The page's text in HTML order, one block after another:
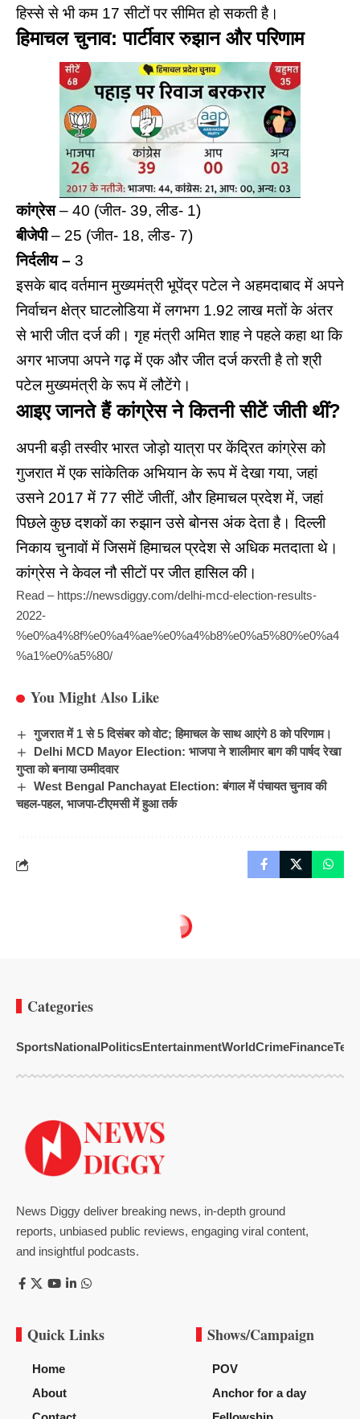
हिस्से से भी कम 17 सीटों पर सीमित हो सकती है।
हिमाचल चुनाव: पार्टीवार रुझान और परिणाम
कांग्रेस– 40 (जीत- 39, लीड- 1)
बीजेपी– 25 (जीत- 18, लीड- 7)
निर्दलीय – 3
इसके बाद वर्तमान मुख्यमंत्रीभूपेंद्र पटेलने अहमदाबाद में अपने
निर्वाचन क्षेत्र घाटलोडिया में लगभग 1.92 लाख मतों के अंतर
से भारी जीत दर्ज की। गृह मंत्री अमित शाह ने पहले कहा था कि
अगर भाजपा अपने गढ़ में एक और जीत दर्ज करती है तो श्री
पटेल मुख्यमंत्री के रूप में लौटेंगे।
आइए जानते हैं कांग्रेस ने कितनी सीटें जीती थीं?
अपनी बड़ी तस्वीर भारत जोड़ो यात्रा पर केंद्रित कांग्रेस को
गुजरात में एक सांकेतिक अभियान के रूप में देखा गया, जहां
उसने 2017 में 77 सीटें जीतीं, और हिमाचल प्रदेश में, जहां
पिछले कुछ दशकों का रुझान उसे बोनस अंक देता है। दिल्ली
निकाय चुनावों में जिसमें हिमाचल प्रदेश से अधिक मतदाता थे।
कांग्रेस ने केवल नौ सीटों पर जीत हासिल की।
Read – https://newsdiggy.com/delhi-mcd-election-results-
2022-
%e0%a4%8f%e0%a4%ae%e0%a4%b8%e0%a5%80%e0%a4
%a1%e0%a5%80/
You Might Also Like
गुजरात में 1 से 5 दिसंबर को वोट; हिमाचल के साथ आएंगे 8 को परिणाम।
Delhi MCD Mayor Election: भाजपा ने शालीमार बाग की पार्षद रेखा
गुप्ता को बनाया उम्मीदवार
West Bengal Panchayat Election: बंगाल में पंचायत चुनाव की
चहल-पहल, भाजपा-टीएमसी में हुआ तर्क
Categories
SportsNationalPoliticsEntertainmentWorldCrimeFinance
News Diggy deliver breaking news, in-depth ground
reports, unbiased public reviews, engaging viral content,
and insightful podcasts.
Quick Links
Home
About
Shows/Campaign
POV
Anchor for a day